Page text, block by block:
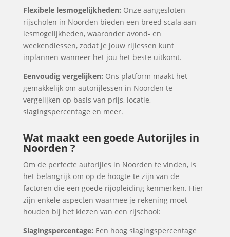
Flexibele lesmogelijkheden: Onze aangesloten
rijscholen in Noorden bieden een breed scala aan
lesmogelijkheden, waaronder avond- en
weekendlessen, zodat je jouw rijlessen kunt
inplannen wanneer het jou het beste uitkomt.
Eenvoudig vergelijken: Ons platform maakt het
gemakkelijk om autorijlessen in Noorden te
vergelijken op basis van prijs, locatie,
slagingspercentage en meer.
Wat maakt een goede Autorijles in
Noorden ?
Om de perfecte autorijles in Noorden te vinden, is
het belangrijk om op de hoogte te zijn van de
factoren die een goede rijopleiding kenmerken. Hier
zijn enkele aspecten waarmee je rekening moet
houden bij het kiezen van een rijschool:
Slagingspercentage: Een hoog slagingspercentage